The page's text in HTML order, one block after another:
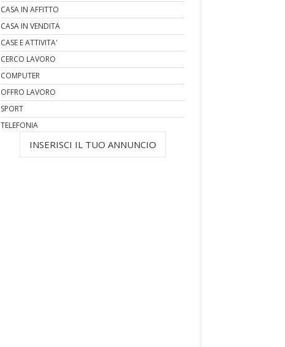
CASA IN AFFITTO
CASA IN VENDITA
CASE E ATTIVITA'
CERCO LAVORO
COMPUTER
OFFRO LAVORO
SPORT
TELEFONIA
INSERISCI IL TUO ANNUNCIO